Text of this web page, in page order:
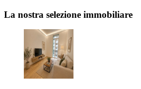
La nostra selezione immobiliare